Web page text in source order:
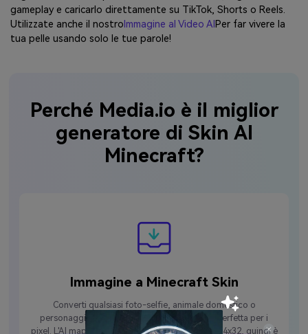
gameplay e caricarlo direttamente su TikTok, Shorts o Reels.
Utilizzate anche il nostro Immagine al Video AI Per far vivere la
tua pelle usando solo le tue parole!
Perché Media.io è il miglior
generatore di Skin AI
Minecraft?
Immagine a Minecraft Skin
Converti qualsiasi foto-selfie, animale domestico o
personaggio preferito-in una skin Minecraft perfetta per i
pixel. L'AI mappa i dettagli nel formato ufficiale 64x32, quindi è